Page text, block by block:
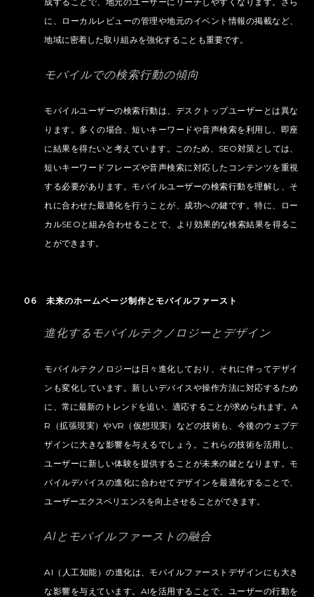
に、ローカルレビューの管理や地元のイベント情報の掲載など、
地域に密着した取り組みを強化することも重要です。
モバイルでの検索行動の傾向
モバイルユーザーの検索行動は、デスクトップユーザーとは異な
ります。多くの場合、短いキーワードや音声検索を利用し、即座
に結果を得たいと考えています。このため、SEO対策としては、
短いキーワードフレーズや音声検索に対応したコンテンツを重視
する必要があります。モバイルユーザーの検索行動を理解し、そ
れに合わせた最適化を行うことが、成功への鍵です。特に、ロー
カルSEOと組み合わせることで、より効果的な検索結果を得るこ
とができます。
06 未来のホームページ制作とモバイルファースト
進化するモバイルテクノロジーとデザイン
モバイルテクノロジーは日々進化しており、それに伴ってデザイ
ンも変化しています。新しいデバイスや操作方法に対応するため
に、常に最新のトレンドを追い、適応することが求められます。A
R（拡張現実）やVR（仮想現実）などの技術も、今後のウェブデ
ザインに大きな影響を与えるでしょう。これらの技術を活用し、
ユーザーに新しい体験を提供することが未来の鍵となります。モ
バイルデバイスの進化に合わせてデザインを最適化することで、
ユーザーエクスペリエンスを向上させることができます。
AIとモバイルファーストの融合
AI（人工知能）の進化は、モバイルファーストデザインにも大き
な影響を与えています。AIを活用することで、ユーザーの行動を